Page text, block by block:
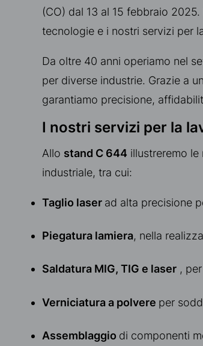
(CO) dal 13 al 15 febbraio
tecnologie e i nostri servizi per
Da oltre 40 anni operiamo nel
per diverse industrie. Grazie a
garantiamo precisione,
I nostri servizi per la
Allo stand C 644 illustreremo
industriale, tra cui:
Taglio laser ad alta precisione
Piegatura lamiera, nella
Saldatura MIG, TIG e laser, per
Verniciatura a polvere per
Assemblaggio di componenti